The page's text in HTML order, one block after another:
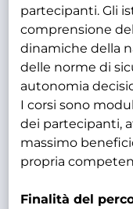
partecipanti. Gli
comprensione
dinamiche della
delle norme di
autonomia
I corsi sono
dei partecipanti,
massimo
propria
Finalità del